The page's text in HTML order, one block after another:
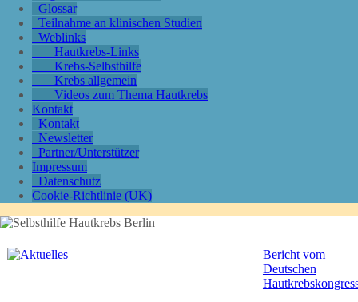
Glossar
Teilnahme an klinischen Studien
Weblinks
Hautkrebs-Links
Krebs-Selbsthilfe
Krebs allgemein
Videos zum Thema Hautkrebs
Kontakt
Kontakt
Newsletter
Partner/Unterstützer
Impressum
Datenschutz
Cookie-Richtlinie (UK)
Bericht vom
Deutschen